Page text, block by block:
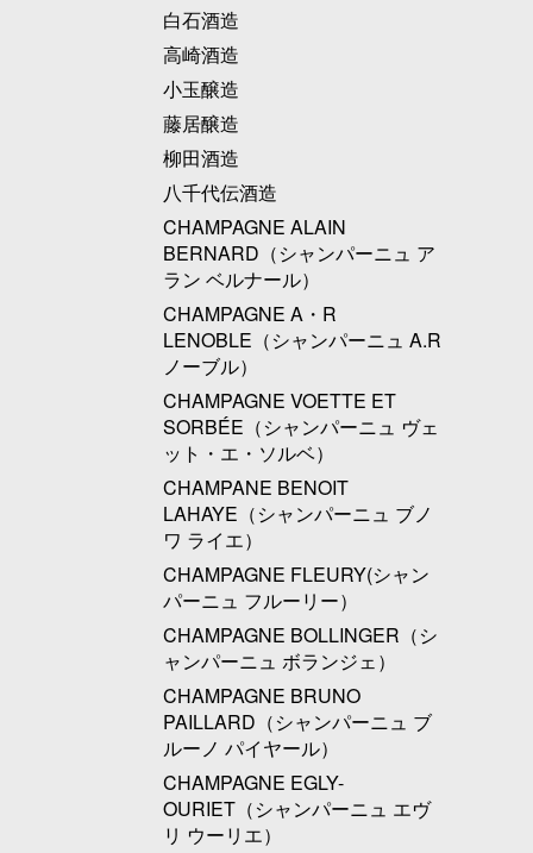
白石酒造
高崎酒造
小玉醸造
藤居醸造
柳田酒造
八千代伝酒造
CHAMPAGNE ALAIN
BERNARD（シャンパーニュ ア
ラン ベルナール）
CHAMPAGNE A・R
LENOBLE（シャンパーニュ A.R
ノーブル）
CHAMPAGNE VOETTE ET
SORBÉE（シャンパーニュ ヴェ
ット・エ・ソルベ）
CHAMPANE BENOIT
LAHAYE（シャンパーニュ ブノ
ワ ライエ）
CHAMPAGNE FLEURY(シャン
パーニュ フルーリー）
CHAMPAGNE BOLLINGER（シ
ャンパーニュ ボランジェ）
CHAMPAGNE BRUNO
PAILLARD（シャンパーニュ ブ
ルーノ パイヤール）
CHAMPAGNE EGLY-
OURIET（シャンパーニュ エヴ
リ ウーリエ）